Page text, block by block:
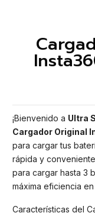
¡Bienvenido a Ultra
Cargador Original
para cargar tus
rápida y
para cargar hasta 3
máxima eficiencia
Características del